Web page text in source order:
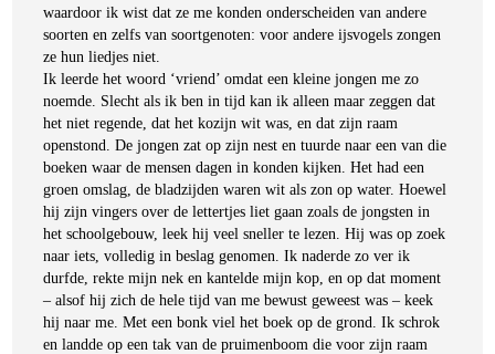
waardoor ik wist dat ze me konden onderscheiden van andere
soorten en zelfs van soortgenoten: voor andere ijsvogels zongen
ze hun liedjes niet.
Ik leerde het woord ‘vriend’ omdat een kleine jongen me zo
noemde. Slecht als ik ben in tijd kan ik alleen maar zeggen dat
het niet regende, dat het kozijn wit was, en dat zijn raam
openstond. De jongen zat op zijn nest en tuurde naar een van die
boeken waar de mensen dagen in konden kijken. Het had een
groen omslag, de bladzijden waren wit als zon op water. Hoewel
hij zijn vingers over de lettertjes liet gaan zoals de jongsten in
het schoolgebouw, leek hij veel sneller te lezen. Hij was op zoek
naar iets, volledig in beslag genomen. Ik naderde zo ver ik
durfde, rekte mijn nek en kantelde mijn kop, en op dat moment
– alsof hij zich de hele tijd van me bewust geweest was – keek
hij naar me. Met een bonk viel het boek op de grond. Ik schrok
en landde op een tak van de pruimenboom die voor zijn raam